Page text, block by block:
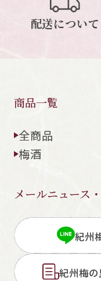
配送について
商品一覧
全商品
梅酒
メールニュース
紀州
紀州梅